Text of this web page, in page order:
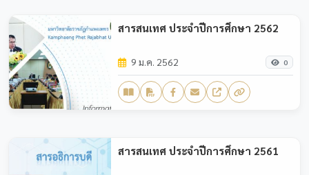
สารสนเทศ ประจำปีการศึกษา 2562
9 ม.ค. 2562 0
สารสนเทศ ประจำปีการศึกษา 2561